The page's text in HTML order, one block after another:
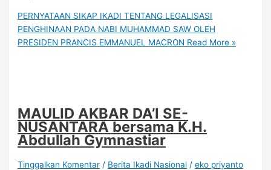
PERNYATAAN SIKAP IKADI TENTANG LEGALISASI
PENGHINAAN PADA NABI MUHAMMAD SAW OLEH
PRESIDEN PRANCIS EMMANUEL MACRON Read More »
MAULID AKBAR DA’I SE-
NUSANTARA bersama K.H.
Abdullah Gymnastiar
Tinggalkan Komentar / Berita Ikadi Nasional /eko priyanto